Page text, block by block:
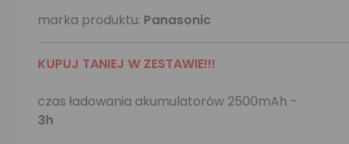
marka produktu: Panasonic
KUPUJ TANIEJ W ZESTAWIE!!!
czas ładowania akumulatorów 2500mAh -
3h